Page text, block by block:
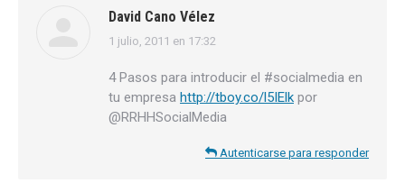
David Cano Vélez
dice:
1 julio, 2011 en 17:32
4 Pasos para introducir el #socialmedia en
tu empresa http://tboy.co/l5IElk por
@RRHHSocialMedia
Autenticarse para responder